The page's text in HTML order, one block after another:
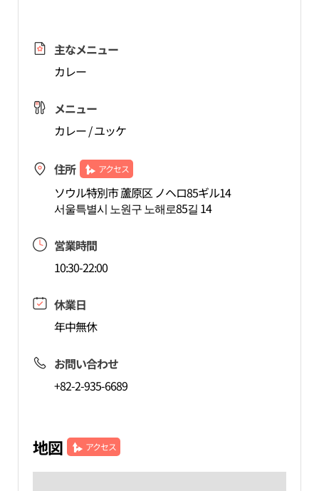
主なメニュー
カレー
メニュー
カレー / ユッケ
住所 アクセス
ソウル特別市 蘆原区 ノヘロ85ギル14
서울특별시 노원구 노해로85길 14
営業時間
10:30-22:00
休業日
年中無休
お問い合わせ
+82-2-935-6689
地図 アクセス